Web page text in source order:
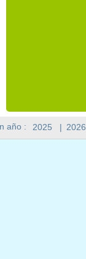
año : 2025 | 2026